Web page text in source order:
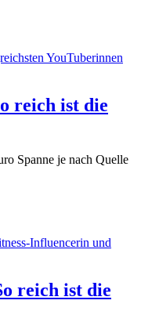
reich ist die
Spanne je nach Quelle
reich ist die